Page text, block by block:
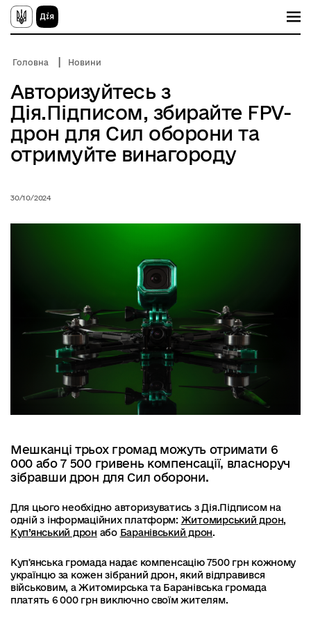
П
е
р
й
д
о
о
с
н
о
в
м
Головна Новини
Авторизуйтесь з
Дія.Підписом, збирайте FPV-
дрон для Сил оборони та
отримуйте винагороду
30/10/2024
Мешканці трьох громад можуть отримати 6
000 або 7 500 гривень компенсації, власноруч
зібравши дрон для Сил оборони.
Для цього необхідно авторизуватись з Дія.Підписом на
одній з інформаційних платформ: Житомирський дрон,
Куп’янський дрон або Баранівський дрон.
Купʼянська громада надає компенсацію 7500 грн кожному
українцю за кожен зібраний дрон, який відправився
військовим, а Житомирська та Баранівська громада
платять 6 000 грн виключно своїм жителям.